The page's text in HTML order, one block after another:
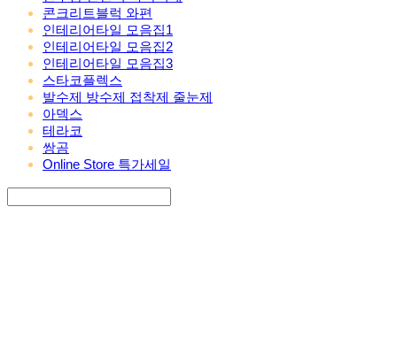
콘크리트블럭 와편
인테리어타일 모음집1
인테리어타일 모음집2
인테리어타일 모음집3
스타코플렉스
발수제 방수제 접착제 줄눈제
아덱스
테라코
쌍곰
Online Store 특가세일